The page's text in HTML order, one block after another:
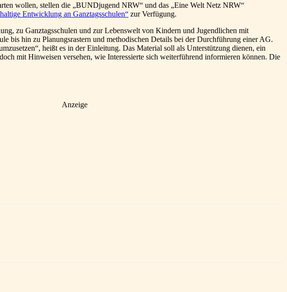
wollen, stellen die „BUNDjugend NRW“ und das „Eine Welt Netz NRW“
Entwicklung an Ganztagsschulen“ zur Verfügung.
zu Ganztagsschulen und zur Lebenswelt von Kindern und Jugendlichen mit
bis hin zu Planungsrastern und methodischen Details bei der Durchführung einer AG.
heißt es in der Einleitung. Das Material soll als Unterstützung dienen, ein
mit Hinweisen versehen, wie Interessierte sich weiterführend informieren können. Die
Anzeige